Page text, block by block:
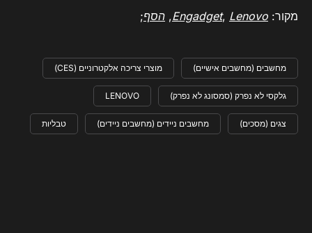
מקור: Engadget, Lenovo
, הסף;
מחשבים (מחשבים אישיים) מוצרי צריכה אלקטרוניים (CES)
גלקסי לא נפרק (סמסונג לא נפרק) LENOVO
צגים (מסכים) מחשבים ניידים (מחשבים ניידים) טבליות